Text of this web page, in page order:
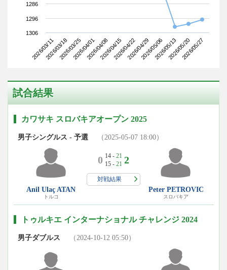
2026/03/112026/03/182026/03/252026/04/012026/04/082026/04/152026/04/222026/04/292026/05/062026/05/132026/05/202026/05/27
1286
1296
1306
試合結果
カワサキ スロバキアオープン 2025
男子シングルス - 予選 （2025-05-07 18:00）
Anil Ulaç ATAN
トルコ
0 14 - 21
15 - 21 2
対戦結果
Peter PETROVIC
スロバキア
トゥルキエ インターナショナル チャレンジ 2024
男子ダブルス （2024-10-12 05:50）